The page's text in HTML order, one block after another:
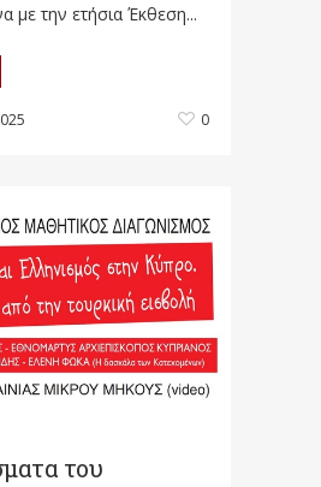
με την ετήσια Έκθεση...
0
του